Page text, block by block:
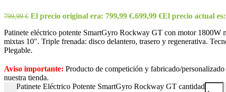
799,99€ El precio original era: 799,99 €.699,99 €El precio actual
Patinete eléctrico potente SmartGyro Rockway GT con motor
mixtas 10″. Triple frenada: disco delantero, trasero y regenerativa.
Plegable.
Aviso importante: Producto de competición y fabricado/
nuestra tienda.
Patinete Eléctrico Potente SmartGyro Rockway GT cantidad